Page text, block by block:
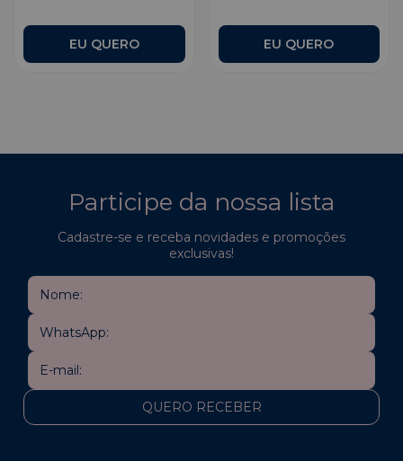
Participe da nossa lista
Cadastre-se e receba novidades e promoções
exclusivas!